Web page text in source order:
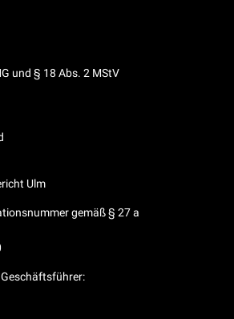
und § 18 Abs. 2 MStV
Ulm
gemäß § 27 a